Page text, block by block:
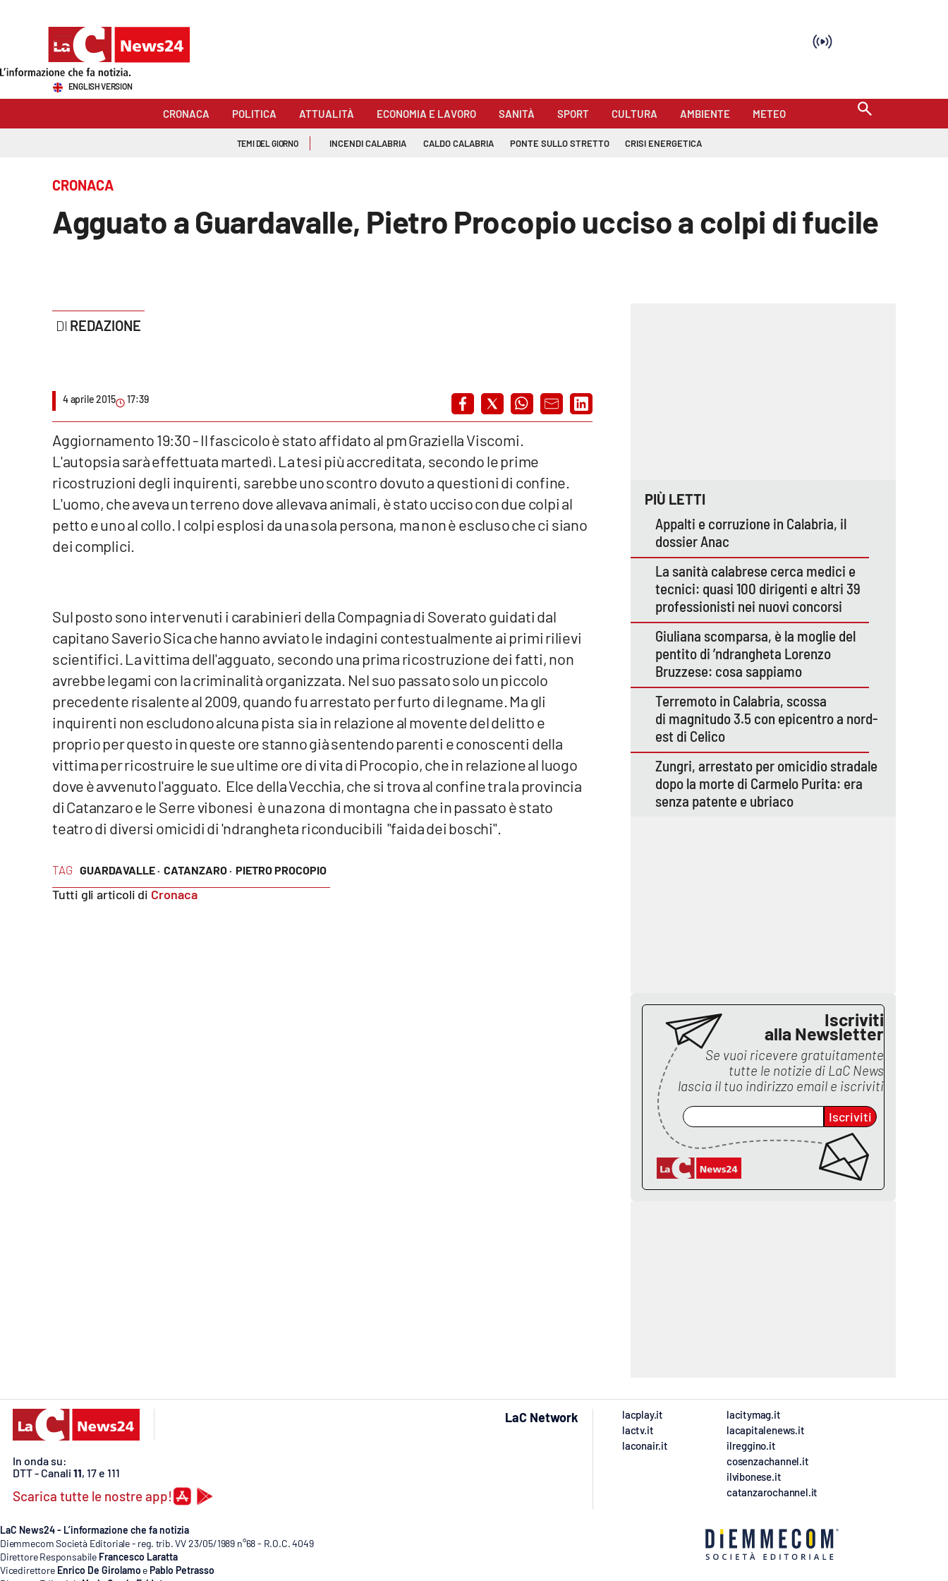
Sezioni
Economia e lavoro
Italia Mondo
Good Morning Vietnam
Parchi Marini Calabria
Leggendo Alvaro insieme
speciali
Buona Sanità Calabria
Calabriavisione
Eventi
ENGLISH VERSION
CRONACA POLITICA ATTUALITÀ ECONOMIA E LAVORO SANITÀ SPORT CULTURA AMBIENTE METEO
TEMI DEL GIORNO INCENDI CALABRIA CALDO CALABRIA PONTE SULLO STRETTO CRISI ENERGETICA
CRONACA
Agguato a Guardavalle, Pietro Procopio ucciso a colpi di fucile
REDAZIONE
4 aprile 2015 17:39
TAG GUARDAVALLE · CATANZARO · PIETRO PROCOPIO
Tutti gli articoli di Cronaca
Aggiornamento 19:30 - Il fascicolo è stato affidato al pm Graziella Viscomi.
L'autopsia sarà effettuata martedì. La tesi più accreditata, secondo le prime
ricostruzioni degli inquirenti, sarebbe uno scontro dovuto a questioni di confine.
L'uomo, che aveva un terreno dove allevava animali, è stato ucciso con due colpi al
petto e uno al collo. I colpi esplosi da una sola persona, ma non è escluso che ci siano
dei complici.
Sul posto sono intervenuti i carabinieri della Compagnia di Soverato guidati dal
capitano Saverio Sica che hanno avviato le indagini contestualmente ai primi rilievi
scientifici. La vittima dell'agguato, secondo una prima ricostruzione dei fatti, non
avrebbe legami con la criminalità organizzata. Nel suo passato solo un piccolo
precedente risalente al 2009, quando fu arrestato per furto di legname. Ma gli
inquirenti non escludono alcuna pista sia in relazione al movente del delitto e
proprio per questo in queste ore stanno già sentendo parenti e conoscenti della
vittima per ricostruire le sue ultime ore di vita di Procopio, che in relazione al luogo
dove è avvenuto l'agguato. Elce della Vecchia, che si trova al confine tra la provincia
di Catanzaro e le Serre vibonesi è una zona di montagna che in passato è stato
teatro di diversi omicidi di 'ndrangheta riconducibili "faida dei boschi".
PIÙ LETTI
Appalti e corruzione in Calabria, il
dossier Anac
La sanità calabrese cerca medici e
tecnici: quasi 100 dirigenti e altri 39
professionisti nei nuovi concorsi
Giuliana scomparsa, è la moglie del
pentito di ’ndrangheta Lorenzo
Bruzzese: cosa sappiamo
Terremoto in Calabria, scossa
di magnitudo 3.5 con epicentro a nord-
est di Celico
Zungri, arrestato per omicidio stradale
dopo la morte di Carmelo Purita: era
senza patente e ubriaco
Iscriviti
alla Newsletter
Se vuoi ricevere gratuitamente
tutte le notizie di LaC News
lascia il tuo indirizzo email e iscriviti
Iscriviti
In onda su:
DTT - Canali 11, 17 e 111
Scarica tutte le nostre app!
LaC Network
lacplay.it
lactv.it
laconair.it
lacitymag.it
lacapitalenews.it
ilreggino.it
cosenzachannel.it
ilvibonese.it
catanzarochannel.it
LaC News24 - L’informazione che fa notizia
Diemmecom Società Editoriale - reg. trib. VV 23/05/1989 n°68 - R.O.C. 4049
Direttore Responsabile Francesco Laratta
Vicedirettore Enrico De Girolamo e Pablo Petrasso